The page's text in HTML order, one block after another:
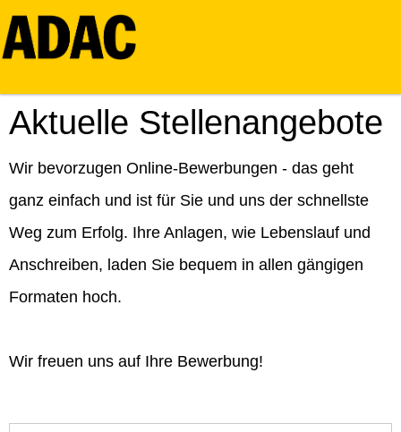
Aktuelle Stellenangebote
Wir bevorzugen Online-Bewerbungen - das geht
ganz einfach und ist für Sie und uns der schnellste
Weg zum Erfolg. Ihre Anlagen, wie Lebenslauf und
Anschreiben, laden Sie bequem in allen gängigen
Formaten hoch.
Wir freuen uns auf Ihre Bewerbung!